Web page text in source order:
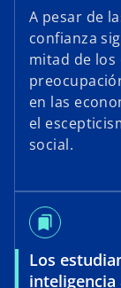
A pesar de
confianza
mitad de los
en las
el
social.
bookmarks
Los